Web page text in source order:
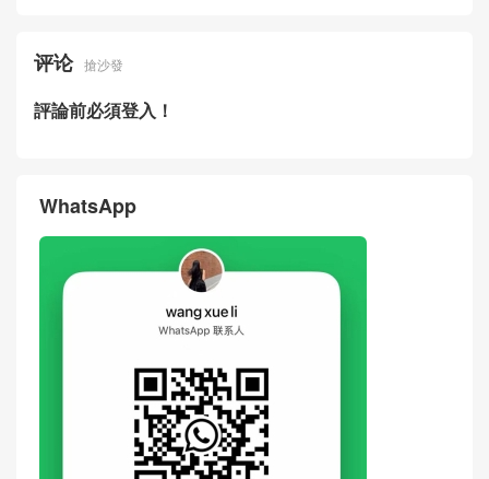
评论 搶沙發
評論前必須登入！
WhatsApp